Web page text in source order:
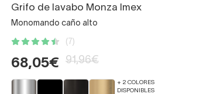
Grifo de lavabo Monza Imex
Monomando caño alto
(7)
68,05€ 91,96€
+ 2 COLORES
DISPONIBLES